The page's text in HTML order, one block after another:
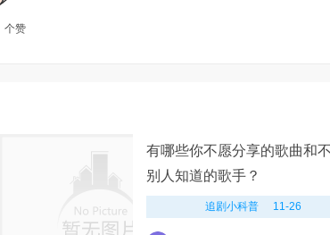
个赞
有哪些你不愿分享的歌曲和
别人知道的歌手？
追剧小科普 11-26